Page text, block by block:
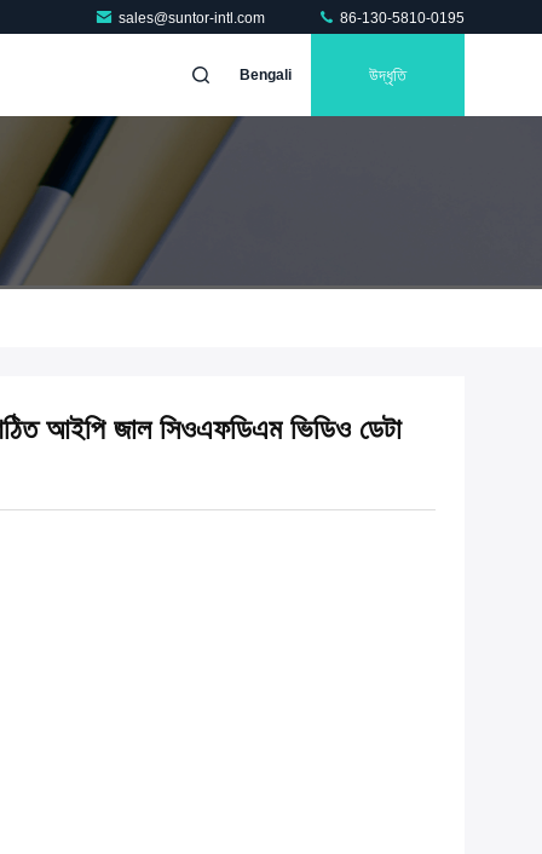
sales@suntor-intl.com 86-130-5810-0195
Bengali উদ্ধৃতি
আইপি জাল সিওএফডিএম ভিডিও ডেটা